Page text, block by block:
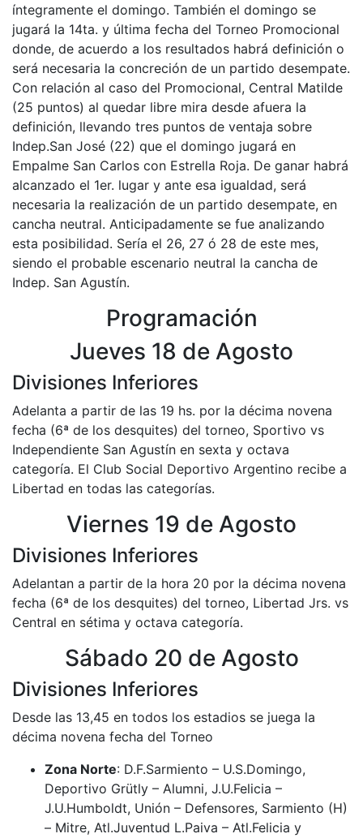
íntegramente el domingo. También el domingo se
jugará la 14ta. y última fecha del Torneo Promocional
donde, de acuerdo a los resultados habrá definición o
será necesaria la concreción de un partido desempate.
Con relación al caso del Promocional, Central Matilde
(25 puntos) al quedar libre mira desde afuera la
definición, llevando tres puntos de ventaja sobre
Indep.San José (22) que el domingo jugará en
Empalme San Carlos con Estrella Roja. De ganar habrá
alcanzado el 1er. lugar y ante esa igualdad, será
necesaria la realización de un partido desempate, en
cancha neutral. Anticipadamente se fue analizando
esta posibilidad. Sería el 26, 27 ó 28 de este mes,
siendo el probable escenario neutral la cancha de
Indep. San Agustín.
Programación
Jueves 18 de Agosto
Divisiones Inferiores
Adelanta a partir de las 19 hs. por la décima novena
fecha (6ª de los desquites) del torneo, Sportivo vs
Independiente San Agustín en sexta y octava
categoría. El Club Social Deportivo Argentino recibe a
Libertad en todas las categorías.
Viernes 19 de Agosto
Divisiones Inferiores
Adelantan a partir de la hora 20 por la décima novena
fecha (6ª de los desquites) del torneo, Libertad Jrs. vs
Central en sétima y octava categoría.
Sábado 20 de Agosto
Divisiones Inferiores
Desde las 13,45 en todos los estadios se juega la
décima novena fecha del Torneo
Zona Norte: D.F.Sarmiento – U.S.Domingo,
Deportivo Grütly – Alumni, J.U.Felicia –
J.U.Humboldt, Unión – Defensores, Sarmiento (H)
– Mitre, Atl.Juventud L.Paiva – Atl.Felicia y